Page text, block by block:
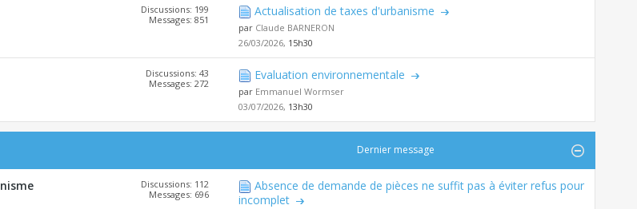
Discussions: 199
Messages: 851
Actualisation de taxes d'urbanisme
par Claude BARNERON
26/03/2026, 15h30
Discussions: 43
Messages: 272
Evaluation environnementale
par Emmanuel Wormser
03/07/2026, 13h30
Dernier message
Discussions: 112
Messages: 696
Absence de demande de pièces ne suffit pas à éviter refus pour
incomplet